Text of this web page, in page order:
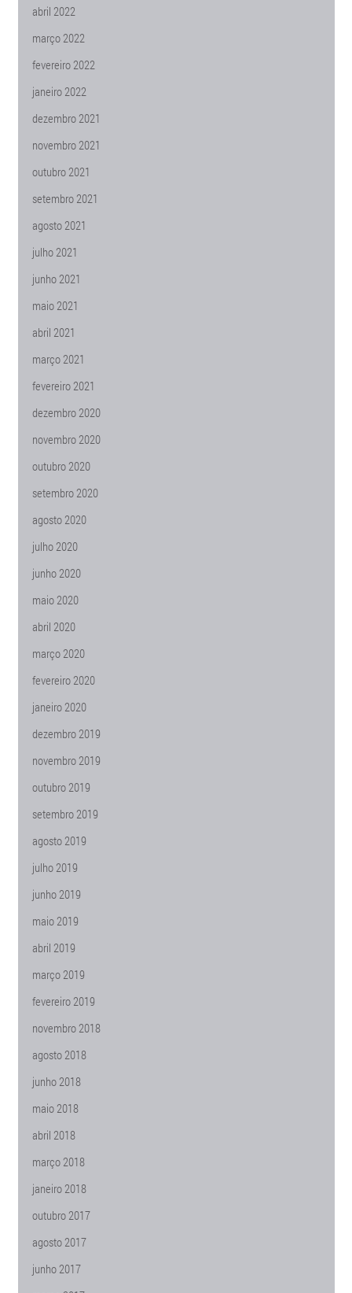
abril 2022
março 2022
fevereiro 2022
janeiro 2022
dezembro 2021
novembro 2021
outubro 2021
setembro 2021
agosto 2021
julho 2021
junho 2021
maio 2021
abril 2021
março 2021
fevereiro 2021
dezembro 2020
novembro 2020
outubro 2020
setembro 2020
agosto 2020
julho 2020
junho 2020
maio 2020
abril 2020
março 2020
fevereiro 2020
janeiro 2020
dezembro 2019
novembro 2019
outubro 2019
setembro 2019
agosto 2019
julho 2019
junho 2019
maio 2019
abril 2019
março 2019
fevereiro 2019
novembro 2018
agosto 2018
junho 2018
maio 2018
abril 2018
março 2018
janeiro 2018
outubro 2017
agosto 2017
junho 2017